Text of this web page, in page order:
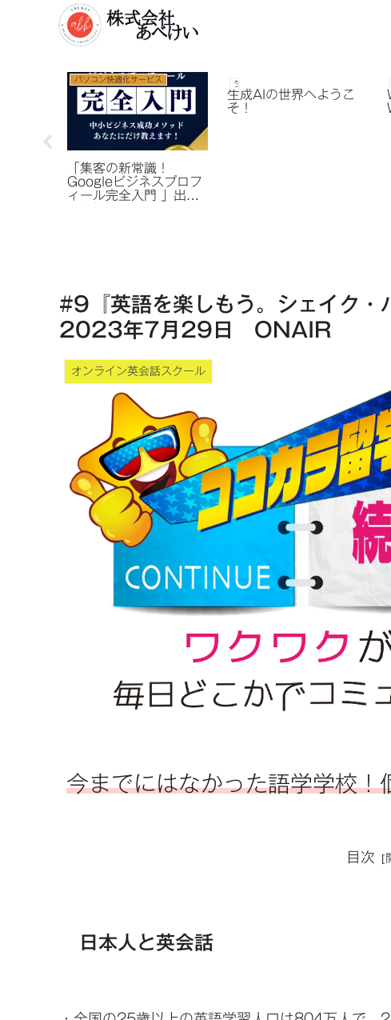
パソコン快適化サービス
「集客の新常識！
Googleビジネスプロフ
ィール完全入門 」出版
生成AI
生成AIの世界へようこ
そ！
#9『英語を楽しもう。シェイク・
2023年7月29日 ONAIR
オンライン英会話スクール
今までにはなかった語学学校
目次
日本人と英会話